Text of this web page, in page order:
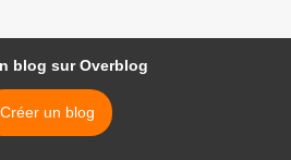
blog sur Overblog
Créer un blog